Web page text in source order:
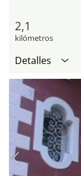
2,1
kilómetros
Detalles